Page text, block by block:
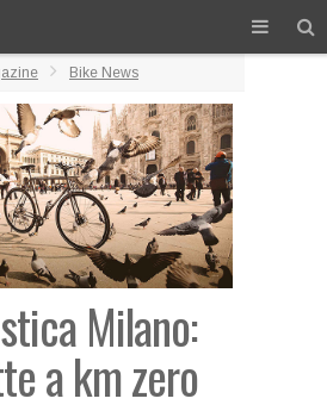
Bike News
Milano:
a km zero